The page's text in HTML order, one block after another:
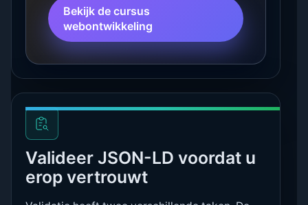
Bekijk de cursus
webontwikkeling
Valideer JSON-LD voordat u
erop vertrouwt